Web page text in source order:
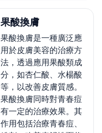
果酸換膚
果酸換膚是一種廣泛應
用於皮膚美容的治療方
法，透過應用果酸類成
分，如杏仁酸、水楊酸
等，以改善皮膚質感。
果酸換膚同時對青春痘
有一定的治療效果。其
作用包括治療青春痘、